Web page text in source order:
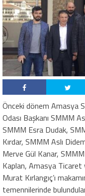
Önceki dönem Amasya
Odası Başkanı SMMM
SMMM Esra Dudak,
Kırdar, SMMM Aslı
Merve Gül Kanar,
Kaplan, Amasya Ticaret
Murat Kırlangıç’ı
temennilerinde